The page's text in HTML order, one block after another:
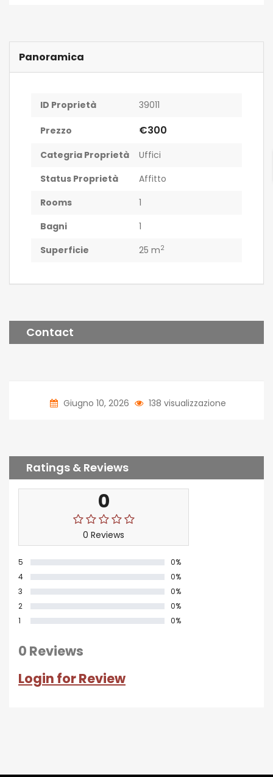
Panoramica
ID Proprietà 39011
Prezzo €300
Categria Proprietà
Uffici
Status Proprietà
Affitto
Rooms
1
Bagni
1
Superficie
25 m2
Contact
Giugno 10, 2026 138 visualizzazione
Ratings & Reviews
0
0 Reviews
5
0%
4
0%
3
0%
2
0%
1
0%
0 Reviews
Login for Review